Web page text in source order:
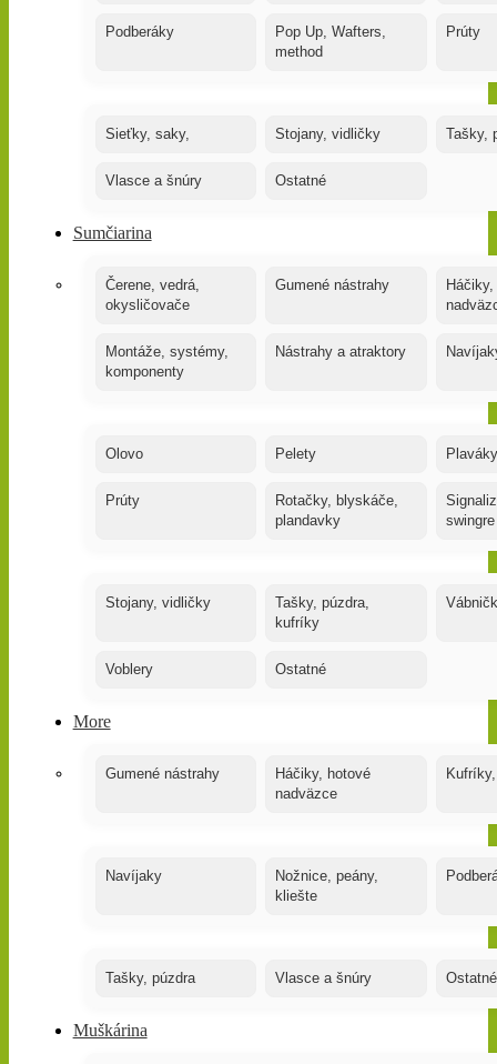
Podberáky
Pop Up, Wafters,
method
Prúty
Sieťky, saky, Stojany, vidličky Tašky,
Vlasce a šnúry Ostatné
Sumčiarina
Čerene, vedrá,
okysličovače
Gumené nástrahy
Montáže, systémy,
komponenty
Nástrahy a atraktory
Olovo Pelety
Prúty
Rotačky, blyskáče,
plandavky
swingre
Stojany, vidličky
Tašky, púzdra,
kufríky
Voblery Ostatné
More
Gumené nástrahy
Háčiky, hotové
nadväzce
Navíjaky
Nožnice, peány,
kliešte
Tašky, púzdra Vlasce a šnúry Ostatné
Muškárina